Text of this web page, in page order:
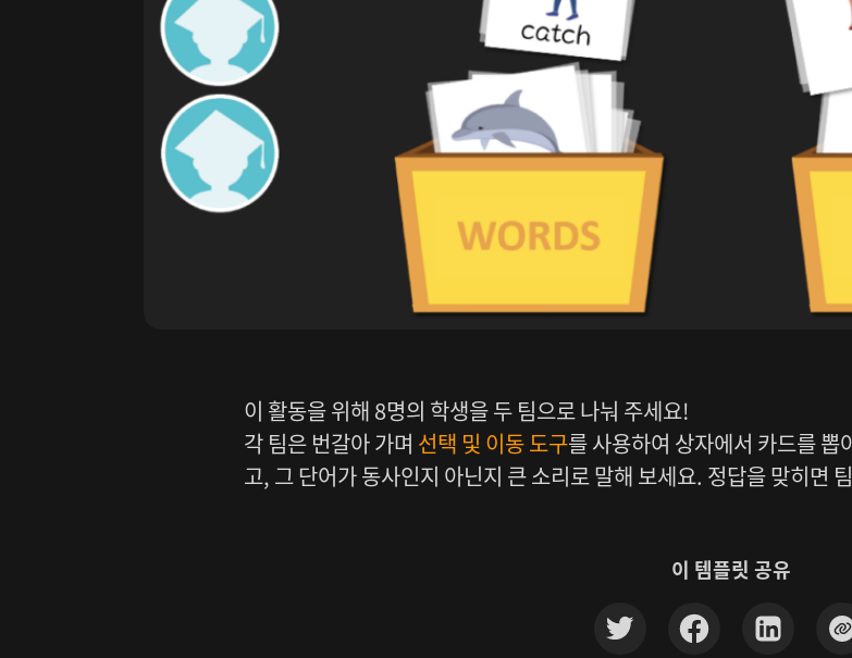
이 활동을 위해 8명의 학생을 두 팀으로 나눠 주세요!
각 팀은 번갈아 가며 선택 및 이동 도구를 사용하여 상자에서 카드를
고, 그 단어가 동사인지 아닌지 큰 소리로 말해 보세요. 정답을 맞히면
이 템플릿 공유